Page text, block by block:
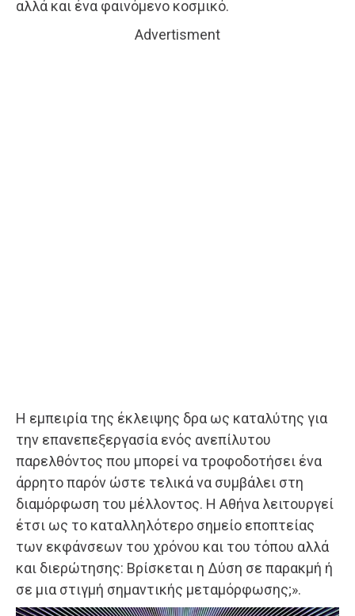
αλλά και ένα φαινόμενο κοσμικό.
Advertisment
Η εμπειρία της έκλειψης δρα ως καταλύτης για
την επανεπεξεργασία ενός ανεπίλυτου
παρελθόντος που μπορεί να τροφοδοτήσει ένα
άρρητο παρόν ώστε τελικά να συμβάλει στη
διαμόρφωση του μέλλοντος. Η Αθήνα λειτουργεί
έτσι ως το καταλληλότερο σημείο εποπτείας
των εκφάνσεων του χρόνου και του τόπου αλλά
και διερώτησης: Βρίσκεται η Δύση σε παρακμή ή
σε μια στιγμή σημαντικής μεταμόρφωσης;».